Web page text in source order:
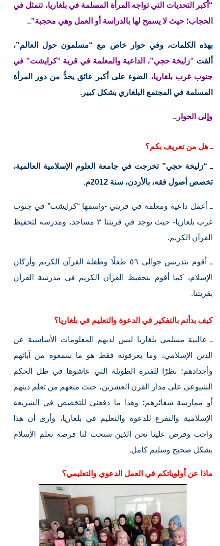
“أكبر التحديات التي تواجه المرأة المسلمة في بلغاريا، تتمثل في
الحجاب؛ حيث لا يسمح لها بالدراسة أو العمل وهي محجبة”..
بهذه الكلمات، وفي حوار خاص مع “مسلمون حول العالم”،
ألقت “زليخة حجي”، الداعية والمعلمة في قرية “كرايشت” في
جنوب غرب بلغاريا، الضوء على أكبر عائق يحدُّ من دور المرأة
المسلمة في المجتمع البلغاري بشكل كبير.
وإلى الحوار..
ـ هل من تعريف بكم؟
ـ “زليخة حجي” تخرجت في جامعة العلوم الإسلامية العالمية،
تخصص أصول فقه، بالأردن، سنة 2012م.
ـ أعمل داعية ومعلمة في قريتي -واسمها “كرايشت” في جنوب
غرب بلغاريا- حيث يوجد في قريتنا ٣ مساجد، ومدرسة لتحفيظ
القرآن الكريم.
ـ أقوم بتدريس حوالي ٥٦ طفلًا وطفلة القرآن الكريم وأركان
الإسلام، كما أقوم بتحفيظ القرآن الكريم في مدرسة القرآن
بقريتنا.
كيف بدأتم بالتفكير في الدعوة والتعليم في بلغاريا؟
ـ غالبية مسلمي بلغاريا ليس لديهم المعلومات الأساسية عن
الدين الإسلامي، وما يعرفونه فقط هو ما سمعوه من آبائهم
وأجدادهم؛ نظرًا للفترة الطويلة التي عاشوها في ظل الحكم
الشيوعي على مدار القرن العشرين، حيث منعهم من تعلم دينهم
أو ممارسة شعائرهم؛ وهذا ما دفعني للتخصص في الشريعة
الإسلامية والتفرغ للدعوة والتعليم في بلغاريا، وأرى أن هذا
واجب وفرض علينا نحن الذين سنحت لنا فرصة تعلم الإسلام
بشكل صحيح وسليم كامل.
ماذا عن أولوياتكم في العمل الدعوي والتعليمي؟